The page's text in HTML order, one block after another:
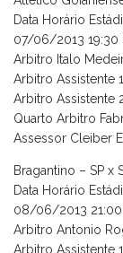
Data Horário
07/06/2013 19:30
Arbitro Italo
Arbitro Assistente
Arbitro Assistente
Quarto Arbitro
Assessor Cleiber
Bragantino – SP x
Data Horário
08/06/2013 21:00
Arbitro Antonio
Arbitro Assistente